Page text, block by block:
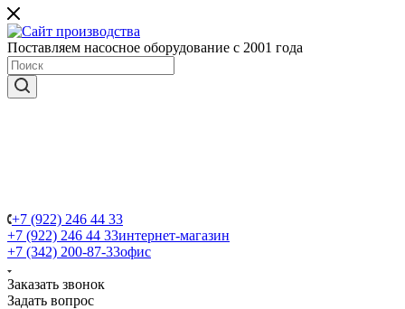
Поставляем насосное оборудование с 2001 года
+7 (922) 246 44 33
+7 (922) 246 44 33интернет-магазин
+7 (342) 200-87-33офис
Заказать звонок
Задать вопрос